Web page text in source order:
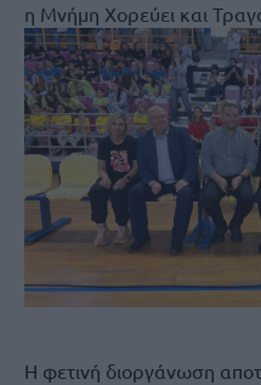
η Μνήμη Χορεύει και
Η φετινή διοργάνωση